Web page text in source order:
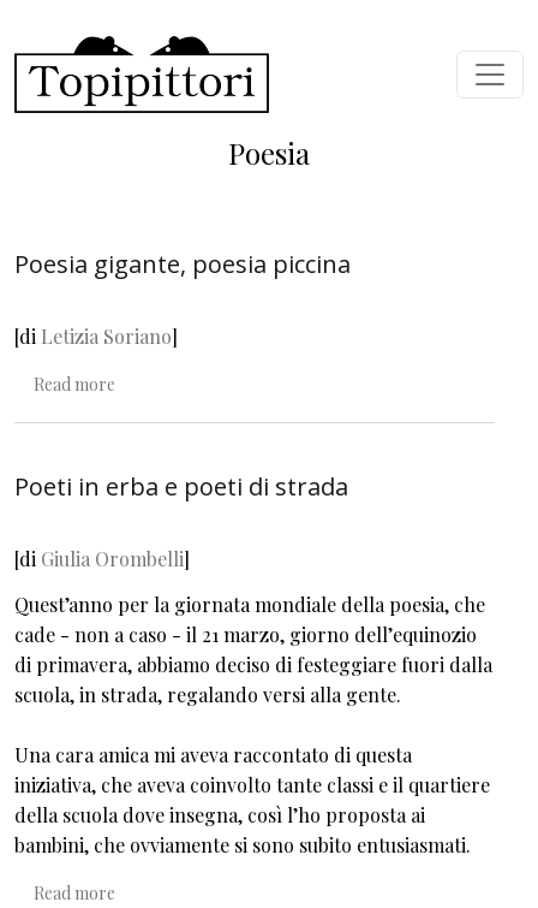
Poesia
Poesia gigante, poesia piccina
[di Letizia Soriano]
Read more
Poeti in erba e poeti di strada
[di Giulia Orombelli]
Quest’anno per la giornata mondiale della poesia, che
cade - non a caso - il 21 marzo, giorno dell’equinozio
di primavera, abbiamo deciso di festeggiare fuori dalla
scuola, in strada, regalando versi alla gente.
Una cara amica mi aveva raccontato di questa
iniziativa, che aveva coinvolto tante classi e il quartiere
della scuola dove insegna, così l’ho proposta ai
bambini, che ovviamente si sono subito entusiasmati.
Read more